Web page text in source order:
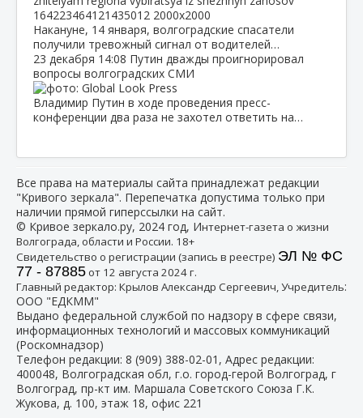
Накануне, 14 января, волгоградские спасатели
получили тревожный сигнал от водителей…
23 декабря 14:08 Путин дважды проигнорировал
вопросы волгоградских СМИ
Владимир Путин в ходе проведения пресс-
конференции два раза не захотел ответить на…
Все права на материалы сайта принадлежат редакции
"Кривого зеркала". Перепечатка допустима только при
наличии прямой гиперссылки на сайт.
© Кривое зеркало.ру, 2024 год, Интернет-газета о жизни
Волгограда, области и России. 18+
Свидетельство о регистрации (запись в реестре) ЭЛ № ФС
77 - 87885от 12 августа 2024 г.
Главный редактор: Крылов Александр Сергеевич, Учредитель:
ООО "ЕДКММ"
Выдано федеральной службой по надзору в сфере связи,
информационных технологий и массовых коммуникаций
(Роскомнадзор)
Телефон редакции: 8 (909) 388-02-01 , Адрес редакции:
400048, Волгоградская обл, г.о. город-герой Волгоград, г
Волгоград, пр-кт им. Маршала Советского Союза Г.К.
Жукова, д. 100, этаж 18, офис 221